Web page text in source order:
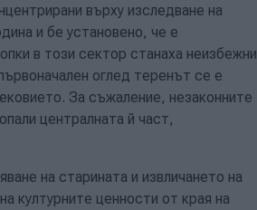
върху изследване на
и бе установено, че е
в този сектор станаха неизбежни
оглед теренът се е
За съжаление, незаконните
централната й част,
на старината и извличането на
културните ценности от края на